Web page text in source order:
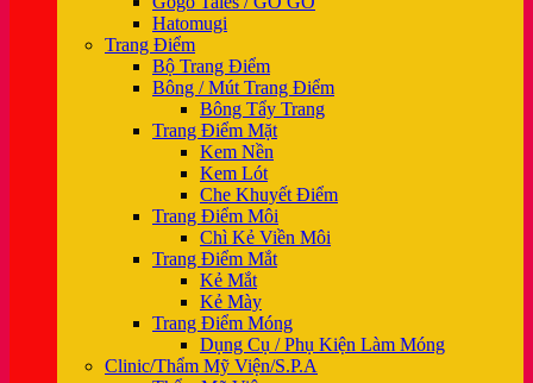
Hatomugi
Trang Điểm
Bộ Trang Điểm
Bông / Mút Trang Điểm
Bông Tẩy Trang
Trang Điểm Mặt
Kem Nền
Kem Lót
Che Khuyết Điểm
Trang Điểm Môi
Chì Kẻ Viền Môi
Trang Điểm Mắt
Kẻ Mắt
Kẻ Mày
Trang Điểm Móng
Dụng Cụ / Phụ Kiện Làm Móng
Clinic/Thẩm Mỹ Viện/S.P.A